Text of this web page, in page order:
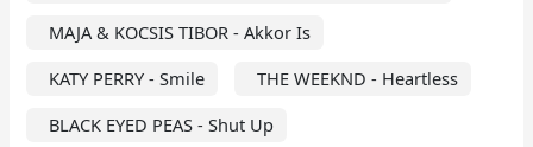
MAJA & KOCSIS TIBOR - Akkor Is
KATY PERRY - Smile
THE WEEKND - Heartless
BLACK EYED PEAS - Shut Up